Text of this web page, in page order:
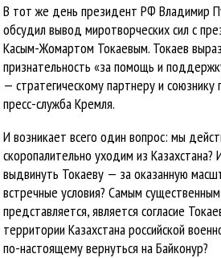
В тот же день президент РФ Владимир
обсудил вывод миротворческих сил с
Касым-Жомартом Токаевым. Токаев
признательность «за помощь и
— стратегическому партнеру и
пресс-служба Кремля.
И возникает всего один вопрос: мы
скоропалительно уходим из Казахстана?
выдвинуть Токаеву — за оказанную
встречные условия? Самым
представляется, является согласие
территории Казахстана российской
по-настоящему вернуться на Байконур?